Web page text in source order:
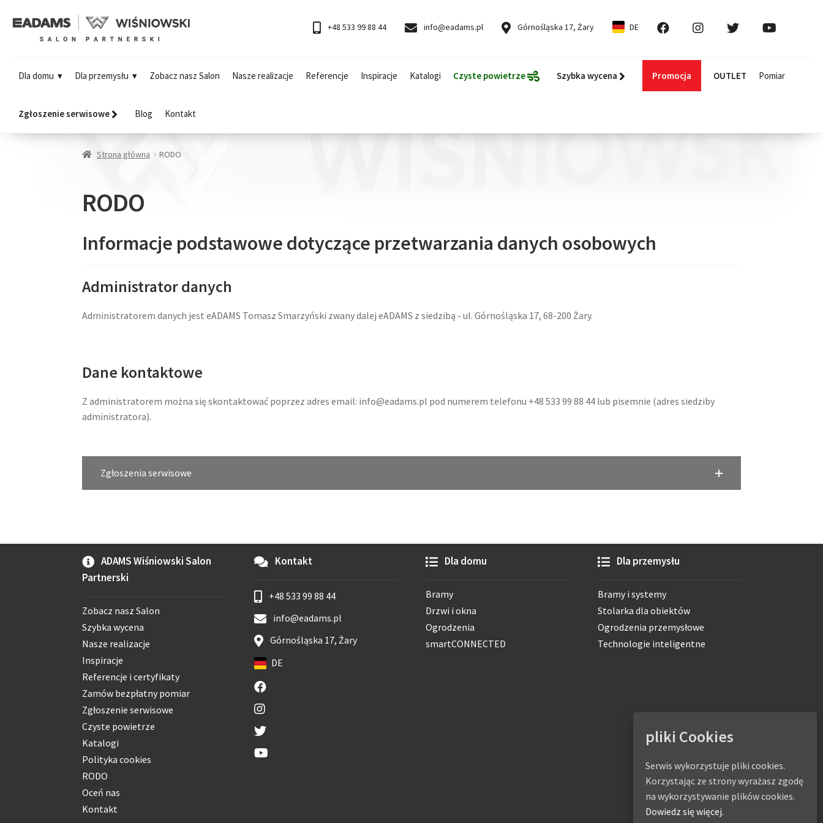
+48 533 99 88 44 info@eadams.pl Górnośląska 17, Żary DE
Dla domu Dla przemysłu Zobacz nasz Salon Nasze realizacje Referencje Inspiracje Katalogi Czyste powietrze Szybka wycena Promocja OUTLET Pomiar
Zgłoszenie serwisowe Blog Kontakt
Strona główna RODO
RODO
Informacje podstawowe dotyczące przetwarzania danych osobowych
Administrator danych
Administratorem danych jest eADAMS Tomasz Smarzyński zwany dalej eADAMS z siedzibą - ul. Górnośląska 17, 68-200 Żary.
Dane kontaktowe
Z administratorem można się skontaktować poprzez adres email: info@eadams.pl pod numerem telefonu +48 533 99 88 44 lub pisemnie (adres siedziby
administratora).
Zgłoszenia serwisowe
ADAMS Wiśniowski Salon
Partnerski
Zobacz nasz Salon
Szybka wycena
Nasze realizacje
Inspiracje
Referencje i certyfikaty
Zamów bezpłatny pomiar
Zgłoszenie serwisowe
Czyste powietrze
Katalogi
Polityka cookies
RODO
Oceń nas
Kontakt
Kontakt
+48 533 99 88 44
info@eadams.pl
Górnośląska 17, Żary
DE
Dla domu
Bramy
Drzwi i okna
Ogrodzenia
smartCONNECTED
Dla przemysłu
Bramy i systemy
Stolarka dla obiektów
Ogrodzenia przemysłowe
Technologie inteligentne
pliki Cookies
Serwis wykorzystuje pliki cookies.
Korzystając ze strony wyrażasz zgodę
na wykorzystywanie plików cookies.
Dowiedz się więcej.